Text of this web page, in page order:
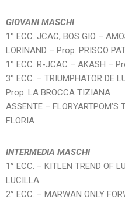
GIOVANI MASCHI
1° ECC. JCAC, BOS GIO –
LORINAND – Prop. PRISCO
1° ECC. R-JCAC – AKASH –
3° ECC. – TRIUMPHATOR DE
Prop. LA BROCCA TIZIANA
ASSENTE –
FLORIA
INTERMEDIA MASCHI
1° ECC. – KITLEN TREND OF
LUCILLA
2° ECC. – MARWAN ONLY